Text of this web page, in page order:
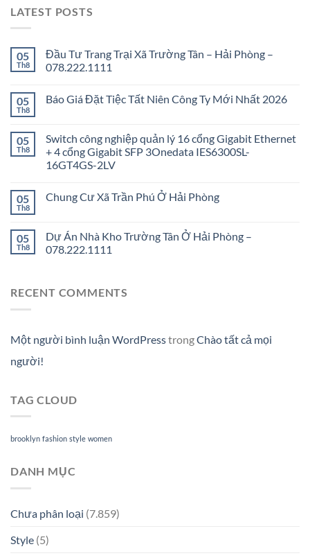
LATEST POSTS
05
Th8
Đầu Tư Trang Trại Xã Trường Tân – Hải Phòng –
078.222.1111
05
Th8
Báo Giá Đặt Tiệc Tất Niên Công Ty Mới Nhất 2026
05
Th8
Switch công nghiệp quản lý 16 cổng Gigabit Ethernet
+ 4 cổng Gigabit SFP 3Onedata IES6300SL-
16GT4GS-2LV
05
Th8
Chung Cư Xã Trần Phú Ở Hải Phòng
05
Th8
Dự Án Nhà Kho Trường Tân Ở Hải Phòng –
078.222.1111
RECENT COMMENTS
Một người bình luận WordPresstrongChào tất cả mọi
người!
TAG CLOUD
brooklyn fashion style women
DANH MỤC
Chưa phân loại (7.859)
Style (5)